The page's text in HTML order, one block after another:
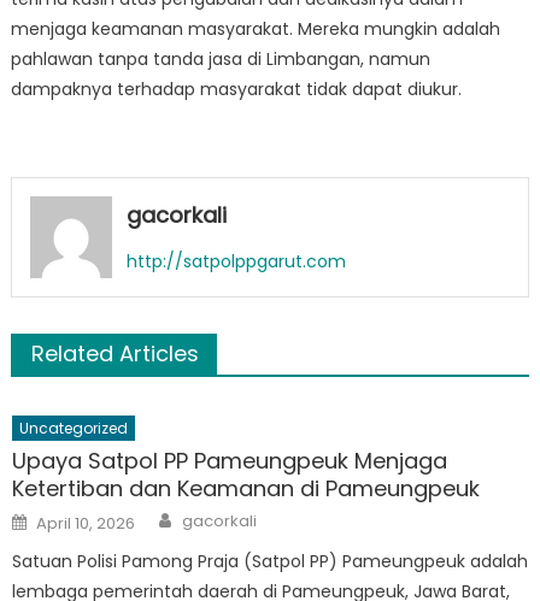
menjaga keamanan masyarakat. Mereka mungkin adalah
pahlawan tanpa tanda jasa di Limbangan, namun
dampaknya terhadap masyarakat tidak dapat diukur.
gacorkali
http://satpolppgarut.com
Related Articles
Uncategorized
Upaya Satpol PP Pameungpeuk Menjaga
Ketertiban dan Keamanan di Pameungpeuk
Posted
on
April 10, 2026 Author
gacorkali
Satuan Polisi Pamong Praja (Satpol PP) Pameungpeuk adalah
lembaga pemerintah daerah di Pameungpeuk, Jawa Barat,